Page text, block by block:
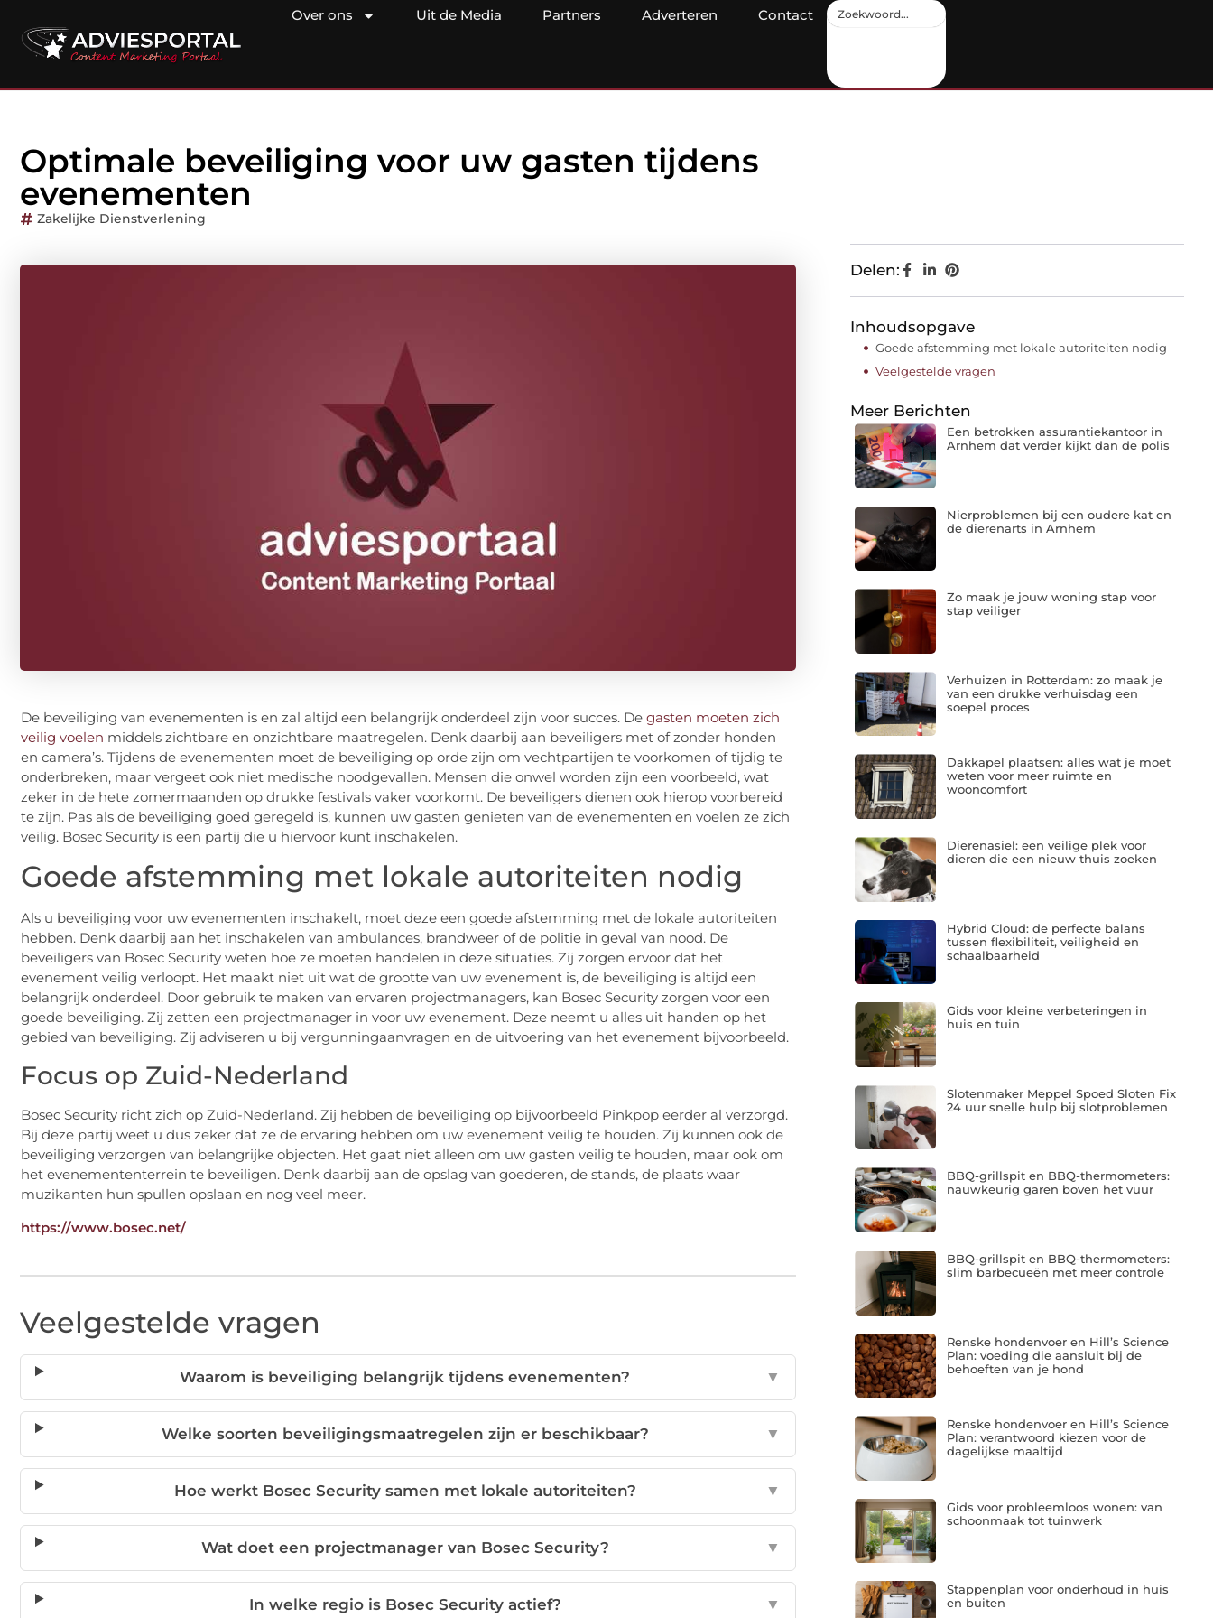
Over ons Uit de Media Partners Adverteren Contact
Optimale beveiliging voor uw gasten tijdens
evenementen
Zakelijke Dienstverlening
De beveiliging van evenementen is en zal altijd een belangrijk onderdeel zijn voor succes. De gasten moeten zich
veilig voelen middels zichtbare en onzichtbare maatregelen. Denk daarbij aan beveiligers met of zonder honden
en camera’s. Tijdens de evenementen moet de beveiliging op orde zijn om vechtpartijen te voorkomen of tijdig te
onderbreken, maar vergeet ook niet medische noodgevallen. Mensen die onwel worden zijn een voorbeeld, wat
zeker in de hete zomermaanden op drukke festivals vaker voorkomt. De beveiligers dienen ook hierop voorbereid
te zijn. Pas als de beveiliging goed geregeld is, kunnen uw gasten genieten van de evenementen en voelen ze zich
veilig. Bosec Security is een partij die u hiervoor kunt inschakelen.
Goede afstemming met lokale autoriteiten nodig
Als u beveiliging voor uw evenementen inschakelt, moet deze een goede afstemming met de lokale autoriteiten
hebben. Denk daarbij aan het inschakelen van ambulances, brandweer of de politie in geval van nood. De
beveiligers van Bosec Security weten hoe ze moeten handelen in deze situaties. Zij zorgen ervoor dat het
evenement veilig verloopt. Het maakt niet uit wat de grootte van uw evenement is, de beveiliging is altijd een
belangrijk onderdeel. Door gebruik te maken van ervaren projectmanagers, kan Bosec Security zorgen voor een
goede beveiliging. Zij zetten een projectmanager in voor uw evenement. Deze neemt u alles uit handen op het
gebied van beveiliging. Zij adviseren u bij vergunningaanvragen en de uitvoering van het evenement bijvoorbeeld.
Focus op Zuid-Nederland
Bosec Security richt zich op Zuid-Nederland. Zij hebben de beveiliging op bijvoorbeeld Pinkpop eerder al verzorgd.
Bij deze partij weet u dus zeker dat ze de ervaring hebben om uw evenement veilig te houden. Zij kunnen ook de
beveiliging verzorgen van belangrijke objecten. Het gaat niet alleen om uw gasten veilig te houden, maar ook om
het evenemententerrein te beveiligen. Denk daarbij aan de opslag van goederen, de stands, de plaats waar
muzikanten hun spullen opslaan en nog veel meer.
https://www.bosec.net/
Veelgestelde vragen
Waarom is beveiliging belangrijk tijdens evenementen? ▼
Welke soorten beveiligingsmaatregelen zijn er beschikbaar? ▼
Hoe werkt Bosec Security samen met lokale autoriteiten? ▼
Wat doet een projectmanager van Bosec Security? ▼
In welke regio is Bosec Security actief? ▼
Delen:
Inhoudsopgave
Goede afstemming met lokale autoriteiten nodig
Veelgestelde vragen
Meer Berichten
Een betrokken assurantiekantoor in
Arnhem dat verder kijkt dan de polis
Nierproblemen bij een oudere kat en
de dierenarts in Arnhem
Zo maak je jouw woning stap voor
stap veiliger
Verhuizen in Rotterdam: zo maak je
van een drukke verhuisdag een
soepel proces
Dakkapel plaatsen: alles wat je moet
weten voor meer ruimte en
wooncomfort
Dierenasiel: een veilige plek voor
dieren die een nieuw thuis zoeken
Hybrid Cloud: de perfecte balans
tussen flexibiliteit, veiligheid en
schaalbaarheid
Gids voor kleine verbeteringen in
huis en tuin
Slotenmaker Meppel Spoed Sloten Fix
24 uur snelle hulp bij slotproblemen
BBQ-grillspit en BBQ-thermometers:
nauwkeurig garen boven het vuur
BBQ-grillspit en BBQ-thermometers:
slim barbecueën met meer controle
Renske hondenvoer en Hill’s Science
Plan: voeding die aansluit bij de
behoeften van je hond
Renske hondenvoer en Hill’s Science
Plan: verantwoord kiezen voor de
dagelijkse maaltijd
Gids voor probleemloos wonen: van
schoonmaak tot tuinwerk
Stappenplan voor onderhoud in huis
en buiten